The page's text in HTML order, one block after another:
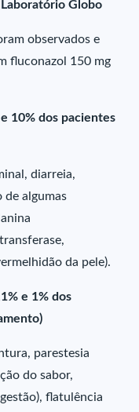
Laboratório Globo
observados e
fluconazol 150 mg
10% dos pacientes
diarreia,
de algumas
da pele).
e 1% dos
parestesia
do sabor,
flatulência